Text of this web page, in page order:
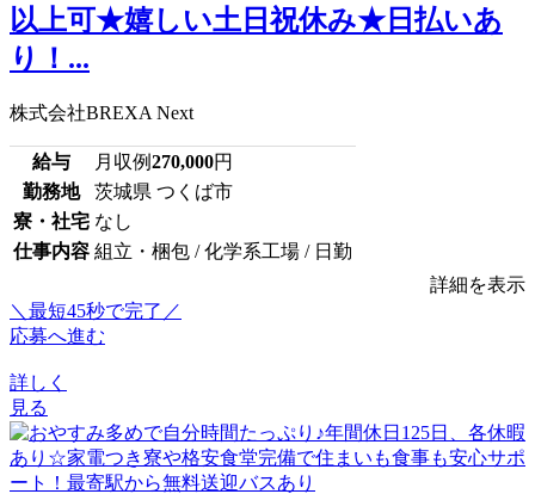
以上可★嬉しい土日祝休み★日払いあ
り！...
株式会社BREXA Next
給与 月収例270,000円
勤務地
茨城県 つくば市
寮・社宅 なし
仕事内容 組立・梱包 / 化学系工場 / 日勤
詳細を表示
＼最短45秒で完了／
応募へ進む
詳しく
見る